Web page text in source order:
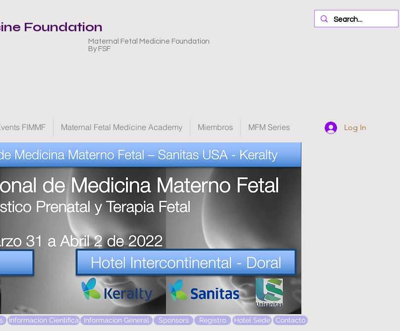
Foundation
Maternal Fetal Medicine Foundation
By FSF
FIMMF Maternal Fetal Medicine Academy Miembros MFM Series Log In
Informacion Cientifica Informacion General Sponsors Registro Hotel Sede Contacto